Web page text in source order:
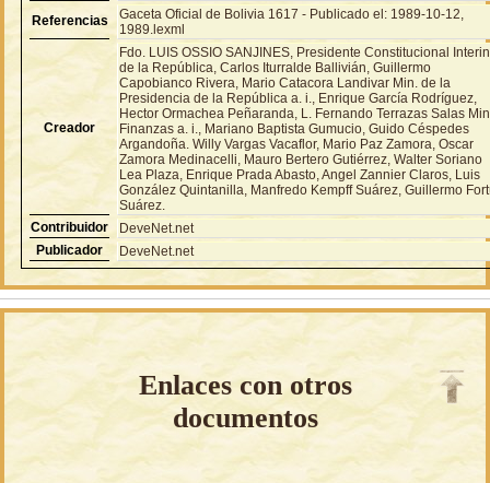
Referencias
Gaceta Oficial de Bolivia 1617 - Publicado el: 1989-10-12,
1989.lexml
Creador
Fdo. LUIS OSSIO SANJINES, Presidente Constitucional
de la República, Carlos Iturralde Ballivián, Guillermo
Capobianco Rivera, Mario Catacora Landivar Min. de la
Presidencia de la República a. i., Enrique García Rodríguez,
Hector Ormachea Peñaranda, L. Fernando Terrazas Salas
Finanzas a. i., Mariano Baptista Gumucio, Guido Céspedes
Argandoña. Willy Vargas Vacaflor, Mario Paz Zamora, Oscar
Zamora Medinacelli, Mauro Bertero Gutiérrez, Walter Soriano
Lea Plaza, Enrique Prada Abasto, Angel Zannier Claros, Luis
González Quintanilla, Manfredo Kempff Suárez, Guillermo
Suárez.
Contribuidor
DeveNet.net
Publicador
DeveNet.net
Enlaces con otros
documentos